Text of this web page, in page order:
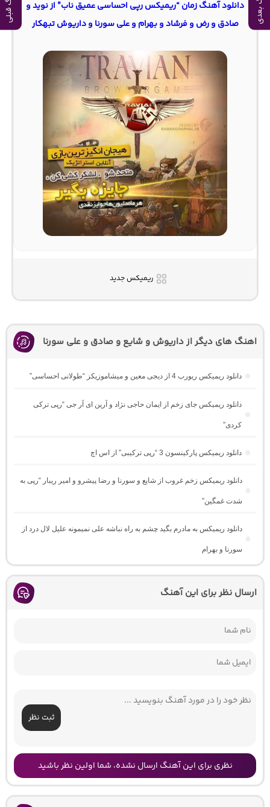
دانلود آهنگ زمان “ریمیکس رپی احساسی عمیق ناب” از نوید و
صادق و رض و فرشاد و بهرام و علی سورنا و داریوش تبهکار
ریمیکس جدید
اهنگ های دیگر از داریوش و شایع و صادق و علی سورنا
دانلود ریمیکس ریورب 4 از دیجی معین و میشاموزیکز “طولانی احساسی”
دانلود ریمیکس جای زخم از ایمان حاجی نژاد و آرین ای آر جی “رپی ترکی
کردی”
دانلود ریمیکس پارکینسون 3 “رپی ترکیبی” از اس اچ
دانلود ریمیکس زخم غروب از شایع و سورنا و رضا پیشرو و امیر ریبار “رپی به
شدت غمگین”
دانلود ریمیکس به مادرم بگید چشم به راه نباشه علی نمیمونه علیل لال درد از
سورنا و بهرام
ارسال نظر برای این آهنگ
ثبت نظر
نظری برای این آهنگ ارسال نشده، شما اولین نظر باشید